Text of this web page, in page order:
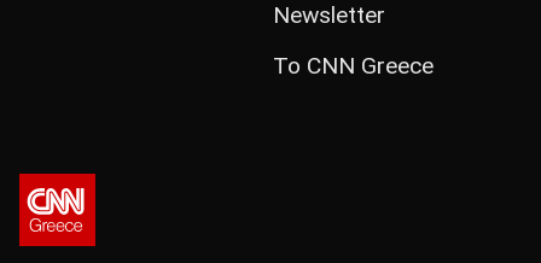
Newsletter
Το CNN Greece